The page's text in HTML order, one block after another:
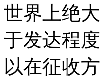
世界上绝
于发达程
以在征收